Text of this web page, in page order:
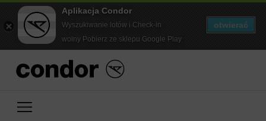
Aplikacja Condor
Wyszukiwanie lotów i Check-in
wolny Pobierz ze sklepu Google Play
otwierać